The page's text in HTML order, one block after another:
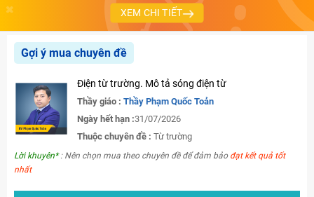
XEM CHI TIẾT
Gợi ý mua chuyên đề
Điện từ trường. Mô tả sóng điện từ
Thầy giáo : Thầy Phạm Quốc Toản
Ngày hết hạn :31/07/2026
Thuộc chuyên đề : Từ trường
Lời khuyên*: Nên chọn mua theo chuyên đề để đảm bảo đạt kết quả tốt
nhất